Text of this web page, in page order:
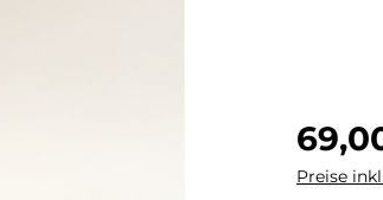
Regulärer
Preise